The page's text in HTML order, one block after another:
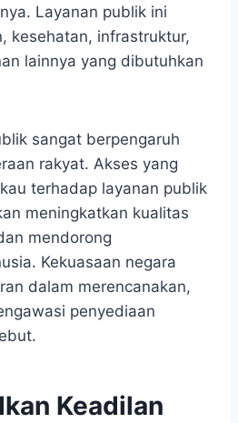
Layanan publik ini
kesehatan, infrastruktur,
lainnya yang dibutuhkan
sangat berpengaruh
rakyat. Akses yang
terhadap layanan publik
meningkatkan kualitas
mendorong
Kekuasaan negara
dalam merencanakan,
penyediaan
Keadilan